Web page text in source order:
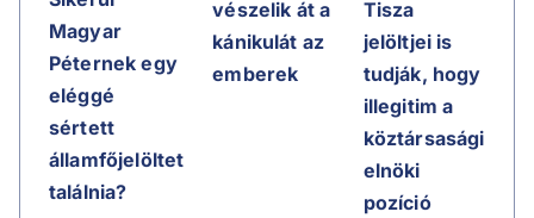
Magyar
Péternek egy
eléggé
sértett
államfőjelöltet
találnia?
vészelik át a
kánikulát az
emberek
Tisza
jelöltjei is
tudják, hogy
illegitim a
köztársasági
elnöki
pozíció